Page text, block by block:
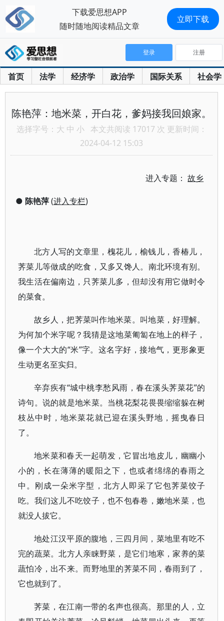
首页 法学 经济学 政治学 国际关系 社会学
登录 注册
陈艳萍：地米菜，开白花，爹妈接我回娘家。
选择字号： 大 中 小 本文共阅读 17017 次 更新时间：
2024-04-12 15:03
进入专题：故乡
● 陈艳萍(进入专栏)
北方人写的文章里，槐花儿，榆钱儿，香椿儿，
荠菜儿等做成的吃食，又多又馋人。南北环境有别。
我生活在偏南边，只荠菜儿多，但却没有用它做时令
的菜食。
故乡人，把荠菜叫作地米菜。叫地菜，好理解。
为何加个米字呢？我猜是这地菜匍匐在地上的样子，
像一个大大的“米”字。这名字好，接地气，更形象更
生动更名至实归。
辛弃疾有“城中桃李愁风雨，春在溪头荠菜花”的
诗句。说的就是地米菜。当桃花梨花畏畏缩缩躲在树
枝丛中时，地米菜花就已迎在溪头野地，摇曳春日
了。
地米菜和春天一起萌发，它冒出地皮儿，幽幽小
小的，长在薄薄的暖阳之下，也或者绵绵的春雨之
中。刚成一朵米字型，北方人即采了它包荠菜饺子
吃。我们这儿不吃饺子，也不包春卷，嫩地米菜，也
就没人拔它。
地处江汉平原的腹地，三四月间，菜地里有吃不
完的蔬菜。北方人亲睐野菜，是它们地寒，家养的菜
蔬怕冷，出不来。而野地里的荠菜不同，春雨到了，
它也就到了。
荠菜，在江南一带的名声也很高。那里的人，立
下载爱思想APP
随时随地阅读精品文章
立即下载